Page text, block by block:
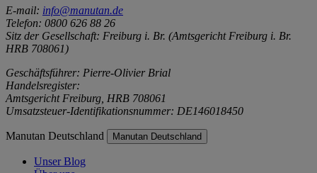
E-mail: info@manutan.de
Telefon: 0800 626 88 26
Sitz der Gesellschaft: Freiburg i. Br. (Amtsgericht Freiburg i. Br.
HRB 708061)
Geschäftsführer: Pierre-Olivier Brial
Handelsregister:
Amtsgericht Freiburg, HRB 708061
Umsatzsteuer-Identifikationsnummer: DE146018450
Manutan Deutschland Manutan Deutschland
Unser Blog